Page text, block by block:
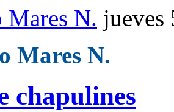
Mares N. jueves
Mares N.
chapulines